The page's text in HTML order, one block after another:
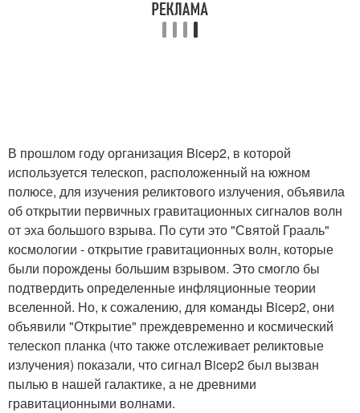
В прошлом году организация Bicep2, в которой
используется телескоп, расположенный на южном
полюсе, для изучения реликтового излучения, объявила
об открытии первичных гравитационных сигналов волн
от эха большого взрыва. По сути это "Святой Грааль"
космологии - открытие гравитационных волн, которые
были порождены большим взрывом. Это смогло бы
подтвердить определенные инфляционные теории
вселенной. Но, к сожалению, для команды Bicep2, они
объявили "Открытие" преждевременно и космический
телескоп планка (что также отслеживает реликтовые
излучения) показали, что сигнал Bicep2 был вызван
пылью в нашей галактике, а не древними
гравитационными волнами.